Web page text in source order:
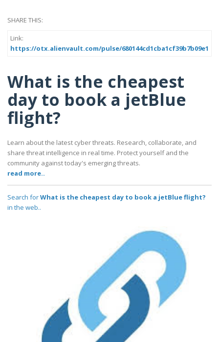
SHARE THIS:
Link:
https://otx.alienvault.com/pulse/680144cd1cba1cf39b7b09e1
What is the cheapest
day to book a jetBlue
flight?
Learn about the latest cyber threats. Research, collaborate, and
share threat intelligence in real time. Protect yourself and the
community against today's emerging threats.
read more..
Search forWhat is the cheapest day to book a jetBlue flight?
in the web..